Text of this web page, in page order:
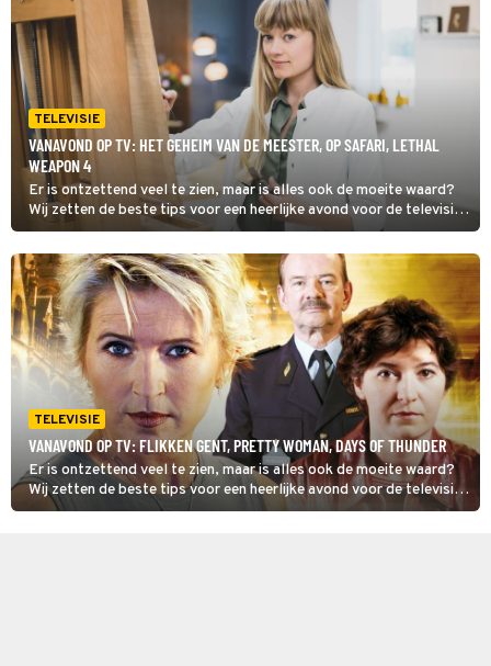
TELEVISIE
VANAVOND OP TV: HET GEHEIM VAN DE MEESTER, OP SAFARI, LETHAL
WEAPON 4
Er is ontzettend veel te zien, maar is alles ook de moeite waard?
Wij zetten de beste tips voor een heerlijke avond voor de televisie
op een rij. Dit zijn de kijktips voor dinsdag 4 augustus 2026. Toch
nog verder kijken, check dan onze primetime gids voor het totale
overzicht van wat er vanavond op tv is.
TELEVISIE
VANAVOND OP TV: FLIKKEN GENT, PRETTY WOMAN, DAYS OF THUNDER
Er is ontzettend veel te zien, maar is alles ook de moeite waard?
Wij zetten de beste tips voor een heerlijke avond voor de televisie
op een rij. Dit zijn de kijktips voor maandag 3 augustus 2026. Toch